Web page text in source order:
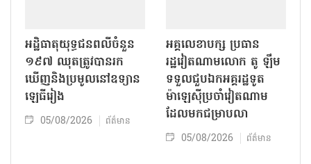
អដ្ឋិធាតុយុទ្ធជនពលីចំនួន
១៩៧ ឈុតត្រូវបានរក
ឃើញនិងប្រមូលនៅឧទ្យាន
ឡេធីរៀង
05/08/2026 ព័ត៌មាន
អគ្គលេខាបក្ស ប្រធាន
រដ្ឋវៀតណាមលោក តូ ឡឹម
ទទួលជួបឯកអគ្គរដ្ឋទូត
ម៉ាឡេស៊ីប្រចាំវៀតណាម
ដែលមកជម្រាបលា
05/08/2026 ព័ត៌មាន